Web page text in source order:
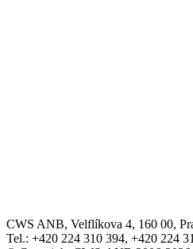
CWS ANB, Velflíkova 4, 160 00,
Tel.: +420 224 310 394, +420 224